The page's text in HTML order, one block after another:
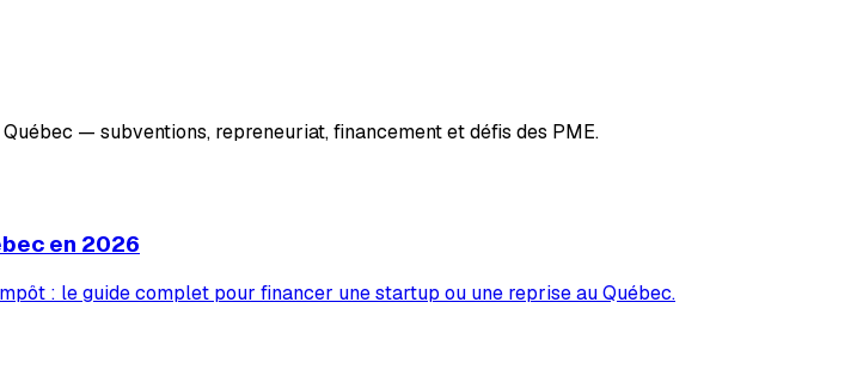
— subventions, repreneuriat, financement et défis des PME.
en 2026
: le guide complet pour financer une startup ou une reprise au Québec.